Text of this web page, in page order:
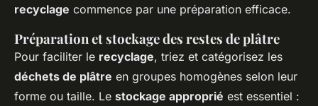
recyclage commence par une préparation efficace.
Préparation et stockage des restes de plâtre
Pour faciliter le recyclage, triez et catégorisez les
déchets de plâtre en groupes homogènes selon leur
forme ou taille. Le stockage approprié est essentiel :